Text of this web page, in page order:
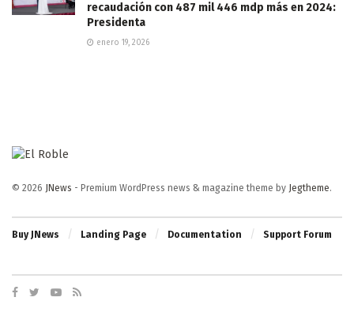
recaudación con 487 mil 446 mdp más en 2024:
Presidenta
enero 19, 2026
© 2026 JNews - Premium WordPress news & magazine theme by Jegtheme.
Buy JNews Landing Page Documentation Support Forum